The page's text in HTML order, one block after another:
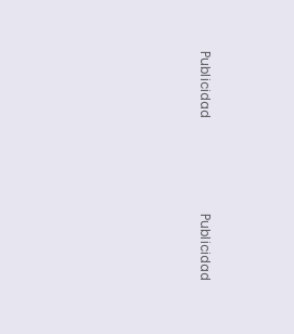
Publicidad
Publicidad